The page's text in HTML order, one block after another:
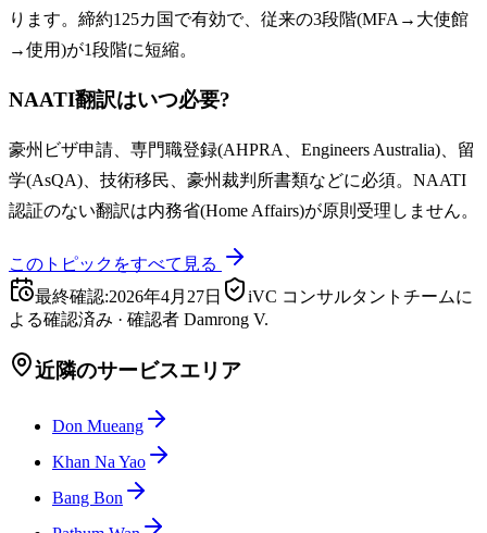
ります。締約125カ国で有効で、従来の3段階(MFA→大使館
→使用)が1段階に短縮。
NAATI翻訳はいつ必要?
豪州ビザ申請、専門職登録(AHPRA、Engineers Australia)、留
学(AsQA)、技術移民、豪州裁判所書類などに必須。NAATI
認証のない翻訳は内務省(Home Affairs)が原則受理しません。
このトピックをすべて見る
最終確認:2026年4月27日
iVC コンサルタントチームに
よる確認済み · 確認者 Damrong V.
近隣のサービスエリア
Don Mueang
Khan Na Yao
Bang Bon